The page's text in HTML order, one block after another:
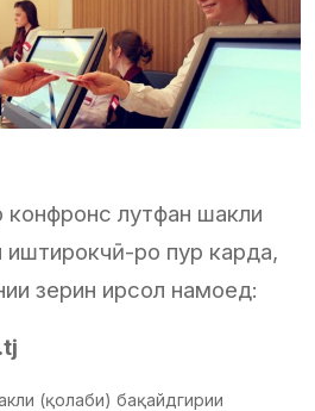
лутфан шакли
иштирокчӣ-ро пур карда,
зерин ирсол намоед:
(қолаби) бақайдгирии